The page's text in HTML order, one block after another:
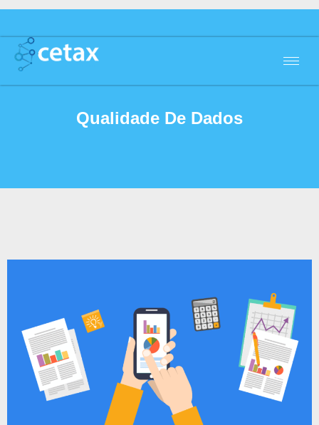
Qualidade De Dados